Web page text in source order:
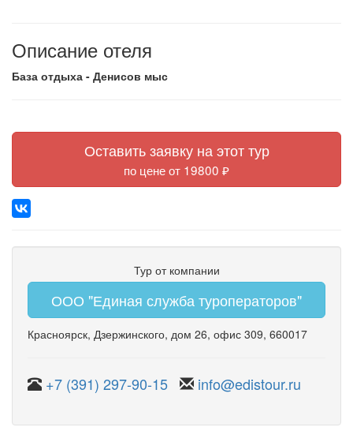
Описание отеля
База отдыха - Денисов мыс
Оставить заявку на этот тур
по цене от 19800 ₽
Тур от компании
ООО "Единая служба туроператоров"
Красноярск, Дзержинского, дом 26, офис 309, 660017
+7 (391) 297-90-15 info@edistour.ru